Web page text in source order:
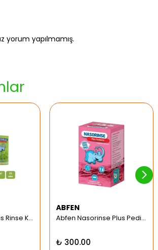
yorum yapılmamış.
Abfen Farma Sinüs Rinse Kit Pediatrik Hipertonic
ABFEN
Abfen Nasorinse Plus Pediatrik Burun Yıkama Kiti
₺ 300.00